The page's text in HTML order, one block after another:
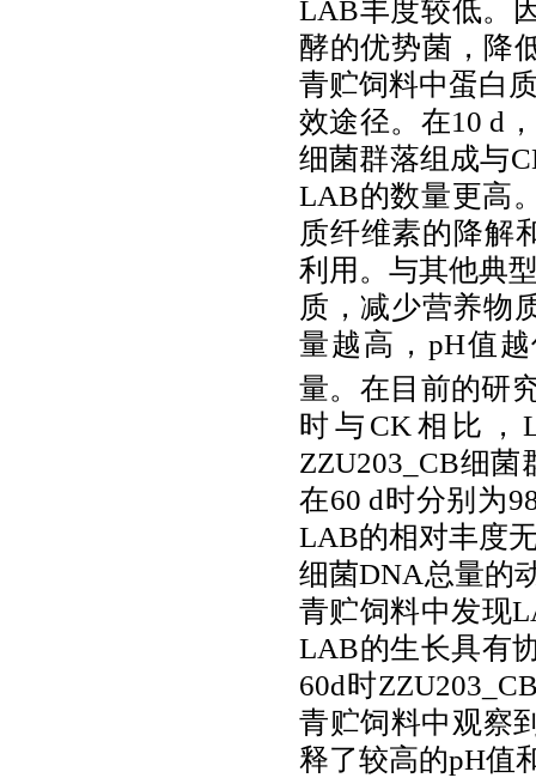
LAB丰度较低。
酵的优势菌，降
青贮饲料中蛋白
效途径。在10 d ，
细菌群落组成与
LAB的数量更高
质纤维素的降解
利用。与其他典
质，减少营养物
量越高， pH值
量。在目前的研
时与 CK 相比，
ZZU203_CB细菌
在60 d时分别为
LAB的相对丰度
细菌DNA总量的
青贮饲料中发现
LAB的生长具有
60d时
青贮饲料中观察
释了较高的pH值